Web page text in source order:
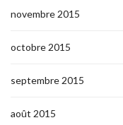
novembre 2015
octobre 2015
septembre 2015
août 2015